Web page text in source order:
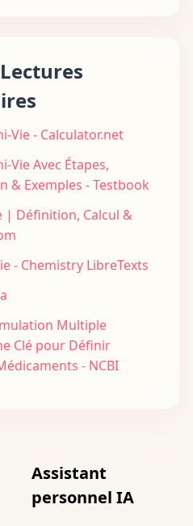
Vie - Calculator.net
Vie Avec Étapes,
& Exemples - Testbook
| Définition, Calcul &
- Chemistry LibreTexts
Multiple
Clé pour Définir
- NCBI
Assistant
personnel IA